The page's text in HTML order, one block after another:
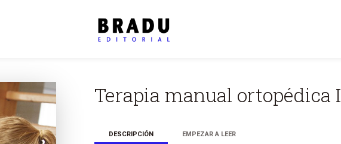
cuenta
de
Terapia manual ortopédica I
DESCRIPCIÓN EMPEZAR A LEER